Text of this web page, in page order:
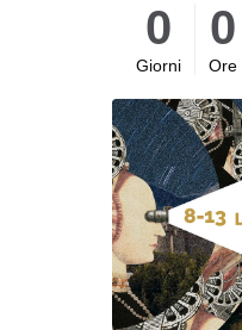
0
Giorni
0
Ore